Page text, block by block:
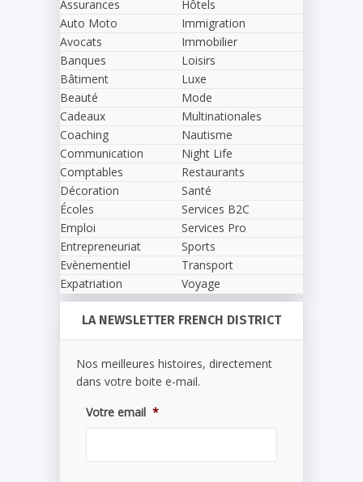
Assurances
Auto Moto
Avocats
Banques
Bâtiment
Beauté
Cadeaux
Coaching
Communication
Comptables
Décoration
Écoles
Emploi
Entrepreneuriat
Evènementiel
Expatriation
Hôtels
Immigration
Immobilier
Loisirs
Luxe
Mode
Multinationales
Nautisme
Night Life
Restaurants
Santé
Services B2C
Services Pro
Sports
Transport
Voyage
LA NEWSLETTER FRENCH DISTRICT
Nos meilleures histoires, directement
dans votre boite e-mail.
Votre email *